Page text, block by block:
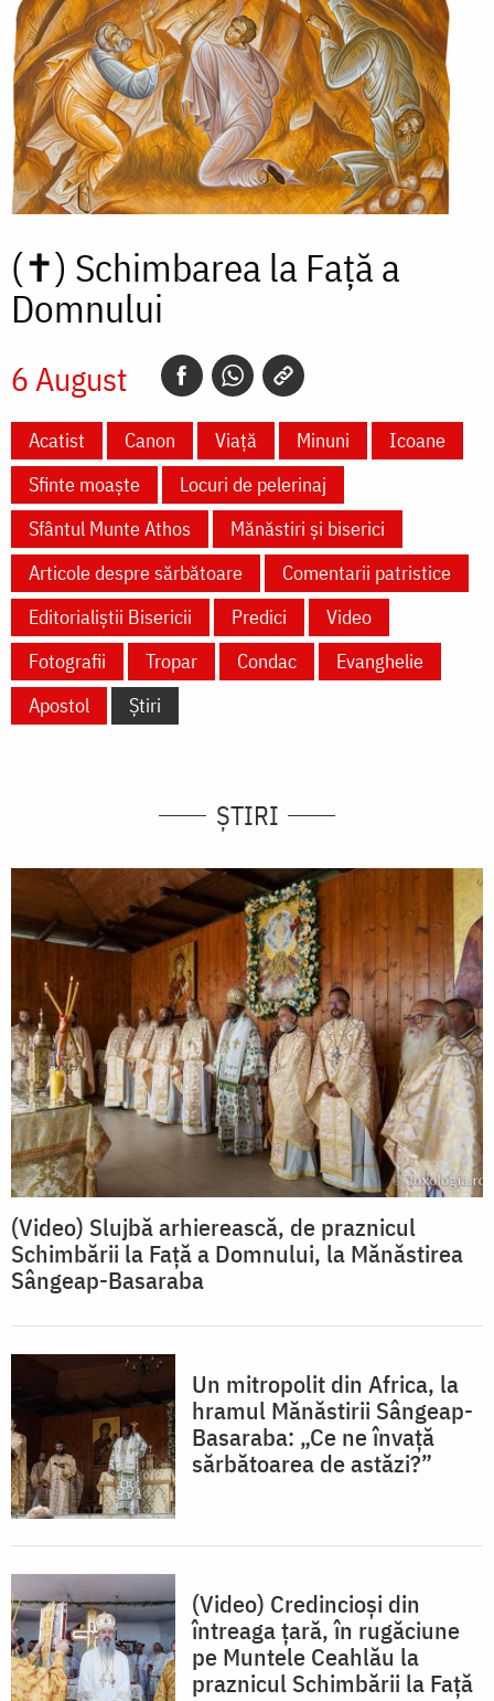
(✝) Schimbarea la Față a
Domnului
6 August
Acatist Canon Viață Minuni
Icoane
Sfinte moaște
Locuri de pelerinaj
Sfântul Munte Athos
Mănăstiri și biserici
Articole despre sărbătoare
Comentarii patristice
Editorialiștii Bisericii
Predici
Video
Fotografii
Tropar Condac
Evanghelie
Apostol
Știri
ȘTIRI
(Video) Slujbă arhierească, de praznicul
Schimbării la Față a Domnului, la Mănăstirea
Sângeap-Basaraba
Un mitropolit din Africa, la
hramul Mănăstirii Sângeap-
Basaraba: „Ce ne învață
sărbătoarea de astăzi?”
(Video) Credincioși din
întreaga țară, în rugăciune
pe Muntele Ceahlău la
praznicul Schimbării la Față